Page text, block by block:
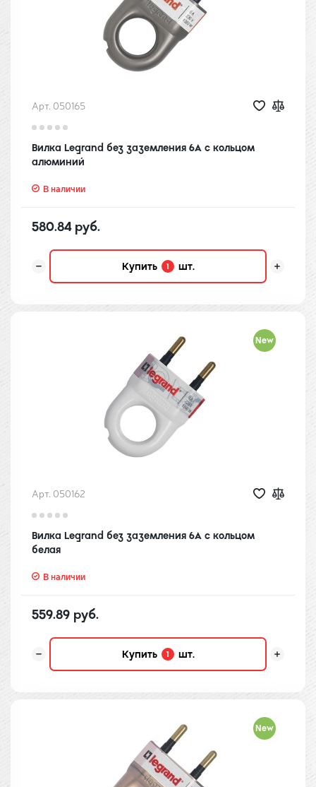
Арт. 050165
Вилка Legrand без заземления 6А с кольцом
алюминий
В наличии
580.84 руб.
Купить 1 шт.
New
Арт. 050162
Вилка Legrand без заземления 6А с кольцом
белая
В наличии
559.89 руб.
Купить 1 шт.
New